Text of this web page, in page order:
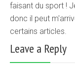
faisant du sport !
donc il peut
certains articles.
Leave a Reply